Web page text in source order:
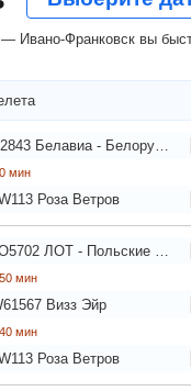
Франковск вы
Белавиа - Белорусские авиалинии
мин
Роза Ветров
ЛОТ - Польские Авиалинии
мин
Визз Эйр
мин
Роза Ветров